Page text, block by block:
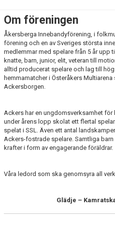
VÄRDEGRUND, VERKSAMHETSIDÉ
VÅRA LAG/TRÄNARE
KALENDER
MEDLEMSKAP
TRÄNARE/LEDARE
ACKERSCAMP
Om föreningen
Åkersberga Innebandyförening, i
förening och en av Sveriges största
medlemmar med spelare från 5 år upp
knatte, barn, junior, elit, veteran till
alltid producerat spelare och lag till
hemmamatcher i Österåkers
Ackersborgen.
Ackers har en ungdomsverksamhet
under årens lopp skolat ett flertal
spelat i SSL. Även ett antal
Ackers-fostrade spelare. Samtliga
krafter i form av engagerande föräldrar.
Våra ledord som ska genomsyra all
Glädje –